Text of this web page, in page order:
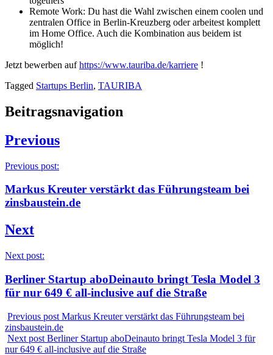
Remote Work: Du hast die Wahl zwischen einem coolen und
zentralen Office in Berlin-Kreuzberg oder arbeitest komplett
im Home Office. Auch die Kombination aus beidem ist
möglich!
Jetzt bewerben aufhttps://www.tauriba.de/karriere !
Tagged Startups Berlin, TAURIBA
Beitragsnavigation
Previous
Previous post:
Markus Kreuter verstärkt das Führungsteam bei
zinsbaustein.de
Next
Next post:
Berliner Startup aboDeinauto bringt Tesla Model 3
für nur 649 € all-inclusive auf die Straße
Previous post Markus Kreuter verstärkt das Führungsteam bei
zinsbaustein.de
Next post Berliner Startup aboDeinauto bringt Tesla Model 3 für
nur 649 € all-inclusive auf die Straße